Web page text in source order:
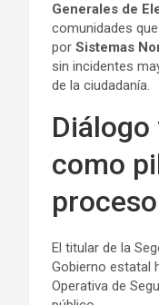
Generales de
comunidades
por Sistemas
sin incidentes
de la ciudadanía.
Diálogo
como
proceso
El titular de la
Gobierno estatal
Operativa de